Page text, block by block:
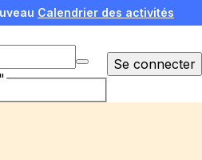
Calendrier des activités
pour Noël !
Se connecter